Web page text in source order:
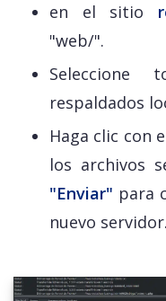
en el sitio
"web/".
Seleccione
respaldados
Haga clic con
los archivos
"Enviar" para
nuevo servidor.